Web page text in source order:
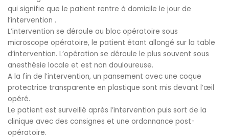
qui signifie que le patient rentre à domicile le jour de
l’intervention .
L’intervention se déroule au bloc opératoire sous
microscope opératoire, le patient étant allongé sur la table
d’intervention. L’opération se déroule le plus souvent sous
anesthésie locale et est non douloureuse.
A la fin de l’intervention, un pansement avec une coque
protectrice transparente en plastique sont mis devant l’œil
opéré.
Le patient est surveillé après l’intervention puis sort de la
clinique avec des consignes et une ordonnance post-
opératoire.